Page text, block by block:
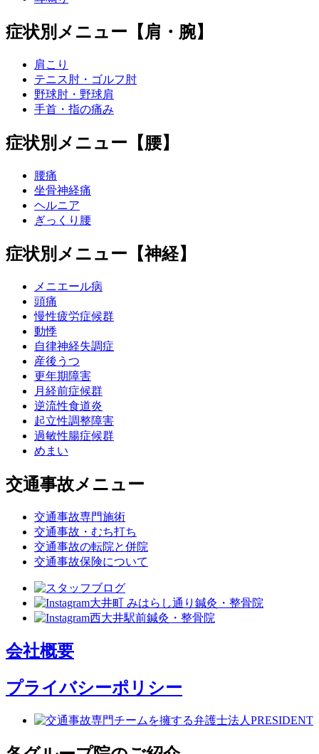
症状別メニュー【肩・腕】
肩こり
テニス肘・ゴルフ肘
野球肘・野球肩
手首・指の痛み
症状別メニュー【腰】
腰痛
坐骨神経痛
ヘルニア
ぎっくり腰
症状別メニュー【神経】
メニエール病
頭痛
慢性疲労症候群
動悸
自律神経失調症
産後うつ
更年期障害
月経前症候群
逆流性食道炎
起立性調整障害
過敏性腸症候群
めまい
交通事故メニュー
交通事故専門施術
交通事故・むち打ち
交通事故の転院と併院
交通事故保険について
会社概要
プライバシーポリシー